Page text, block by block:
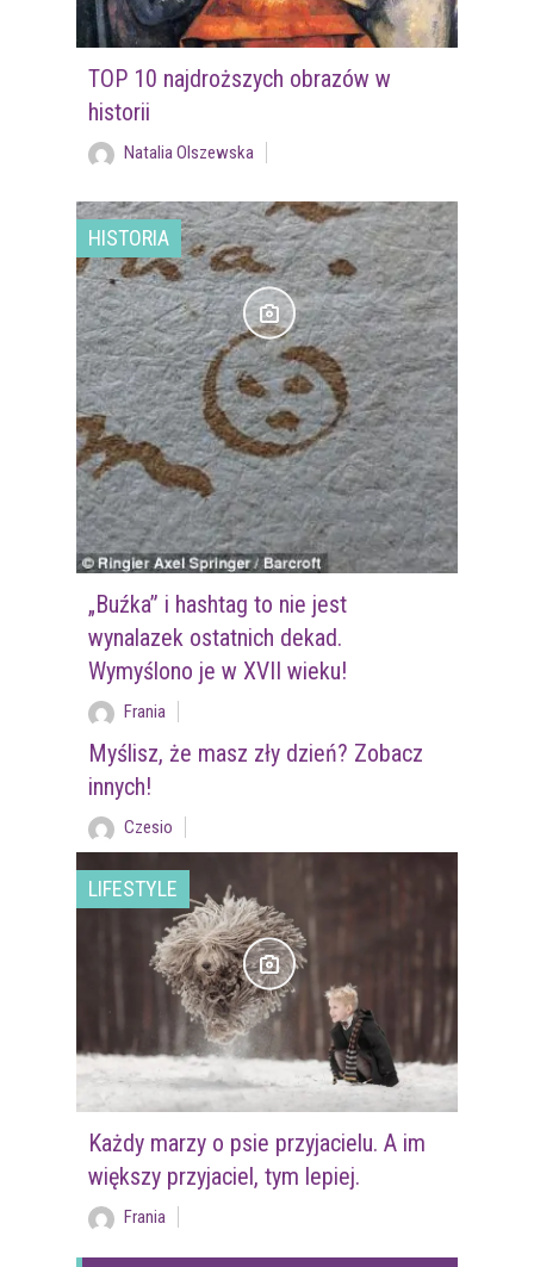
TOP 10 najdroższych obrazów w
historii
Natalia Olszewska
HISTORIA
„Buźka” i hashtag to nie jest
wynalazek ostatnich dekad.
Wymyślono je w XVII wieku!
Frania
Myślisz, że masz zły dzień? Zobacz
innych!
Czesio
LIFESTYLE
Każdy marzy o psie przyjacielu. A im
większy przyjaciel, tym lepiej.
Frania